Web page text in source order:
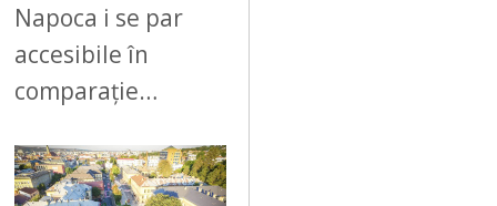
Napoca i se par
accesibile în
comparație…